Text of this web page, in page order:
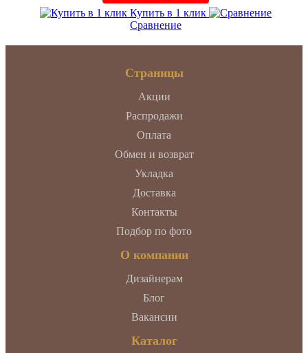
Купить в 1 клик
Сравнение
Страницы
Акции
Распродажи
Оплата
Обмен и возврат
Укладка
Доставка
Контакты
Подбор по фото
О компании
Дизайнерам
Блог
Вакансии
Каталог